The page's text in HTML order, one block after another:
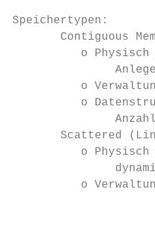
Speichertypen:
Contiguous
o Physisch
o
o
Scattered
o Physisch
o